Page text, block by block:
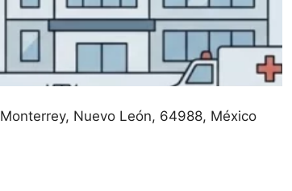
Monterrey Nuevo León 64988 México